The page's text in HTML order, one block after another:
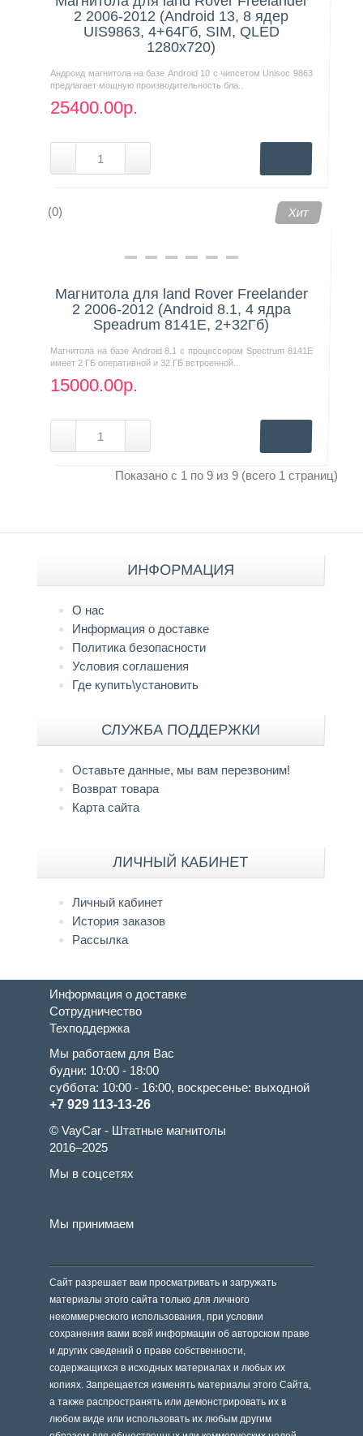
2 2006-2012 (Android 13, 8 ядер
UIS9863, 4+64Гб, SIM, QLED
1280x720)
Андроид магнитола на базе Android 10 с чипсетом Unisoc 9863
предлагает мощную производительность бла..
25400.00р.
(0) Хит
Магнитола для land Rover Freelander
2 2006-2012 (Android 8.1, 4 ядра
Speadrum 8141E, 2+32Гб)
Магнитола на базе Android 8.1 с процессором Spectrum 8141E
имеет 2 ГБ оперативной и 32 ГБ встроенной..
15000.00р.
Показано с 1 по 9 из 9 (всего 1 страниц)
ИНФОРМАЦИЯ
О нас
Информация о доставке
Политика безопасности
Условия соглашения
Где купить\установить
СЛУЖБА ПОДДЕРЖКИ
Оставьте данные, мы вам перезвоним!
Возврат товара
Карта сайта
ЛИЧНЫЙ КАБИНЕТ
Личный кабинет
История заказов
Рассылка
Информация о доставке
Сотрудничество
Техподдержка
Мы работаем для Вас
будни: 10:00 - 18:00
суббота: 10:00 - 16:00, воскресенье: выходной
+7 929 113-13-26
© VayCar - Штатные магнитолы
2016–2025
Мы в соцсетях
Мы принимаем
Сайт разрешает вам просматривать и загружать
материалы этого сайта только для личного
некоммерческого использования, при условии
сохранения вами всей информации об авторском праве
и других сведений о праве собственности,
содержащихся в исходных материалах и любых их
копиях. Запрещается изменять материалы этого Сайта,
а также распространять или демонстрировать их в
любом виде или использовать их любым другим